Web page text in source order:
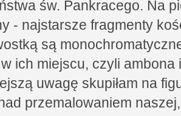
św. Pankracego. Na
- najstarsze fragmenty
są
ich miejscu, czyli
uwagę skupiłam na
przemalowaniem